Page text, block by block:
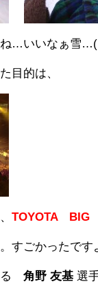
ね…いいなぁ雪
目的は、
TOYOTA BIG
すごかったです
る角野 友基選